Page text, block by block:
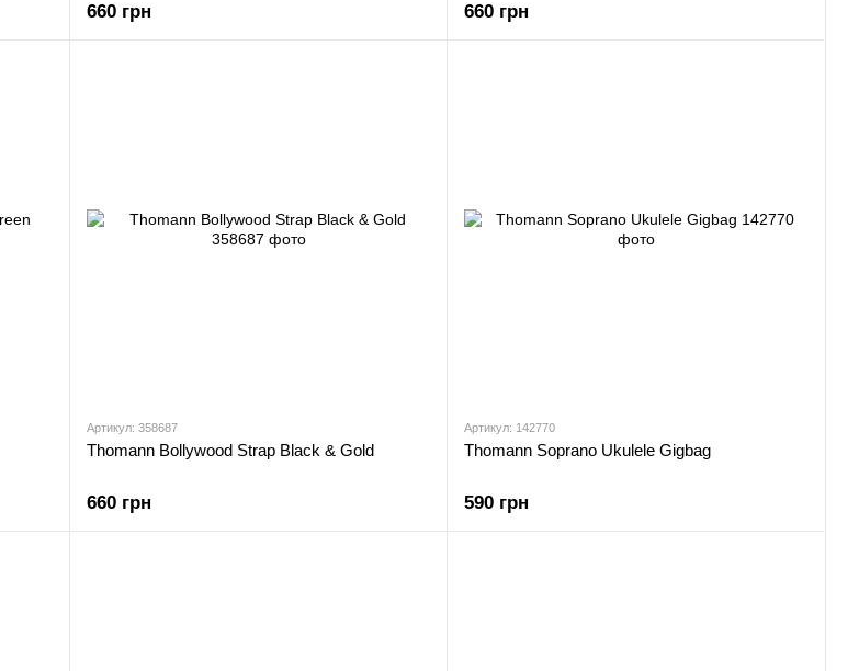
660 грн 660 грн
Артикул: 358687
Thomann Bollywood Strap Black & Gold
660 грн
Артикул: 142770
Thomann Soprano Ukulele Gigbag
590 грн